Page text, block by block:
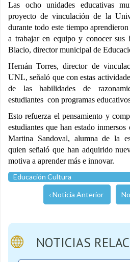
Las ocho unidades educativas
proyecto de vinculación de la
durante todo este tiempo
a trabajar en equipo y conocer sus
Blacio, director municipal de
Hernán Torres, director de
UNL, señaló que con estas
de las habilidades de
estudiantes con programas
Esto refuerza el pensamiento y
estudiantes que han estado
Martina Sandoval, alumna de la
quien señaló que han adquirido
motiva a aprender más e innovar.
Educación Cultura
‹ Noticia Anterior
NOTICIAS